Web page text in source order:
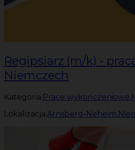
Regipsiarz (m/k) -
Niemczech
Kategoria:Prace wykończeniowe,
Lokalizacja:Arnsberg-Neheim,